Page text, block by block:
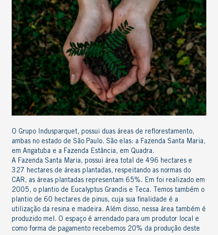
O Grupo Indusparquet, possui duas áreas de reflorestamento,
ambas no estado de São Paulo. São elas: a Fazenda Santa Maria,
em Angatuba e a Fazenda Estância, em Quadra.
A Fazenda Santa Maria, possui área total de 496 hectares e
327 hectares de áreas plantadas, respeitando as normas do
CAR, as áreas plantadas representam 65%. Em foi realizado em
2005, o plantio de Eucalyptus Grandis e Teca. Temos também o
plantio de 60 hectares de pinus, cuja sua finalidade é a
utilização da resina e madeira. Além disso, nessa área também é
produzido mel. O espaço é arrendado para um produtor local e
como forma de pagamento recebemos 20% da produção deste